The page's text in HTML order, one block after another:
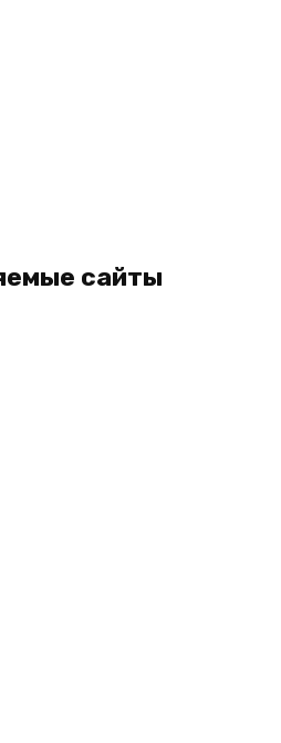
сайты